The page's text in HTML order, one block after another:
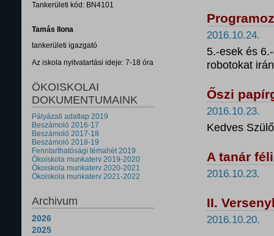
Tankerületi kód: BN4101
Tamás Ilona
tankerületi igazgató
Az iskola nyitvatartási ideje: 7-18 óra
ÖKOISKOLAI
DOKUMENTUMAINK
Pályázati adatlap 2019
Beszámoló 2016-17
Beszámoló 2017-18
Beszámoló 2018-19
Fenntarthatósági témahét 2019
Ökoiskola munkaterv 2019-2020
Ökoiskola munkaterv 2020-2021
Ökoiskola munkaterv 2021-2022
Archivum
2026
2025
2016.10.24.
5.-esek és
robotokat
Őszi
2016.10.23.
Kedves
A tanár
2016.10.23.
II.
2016.10.20.